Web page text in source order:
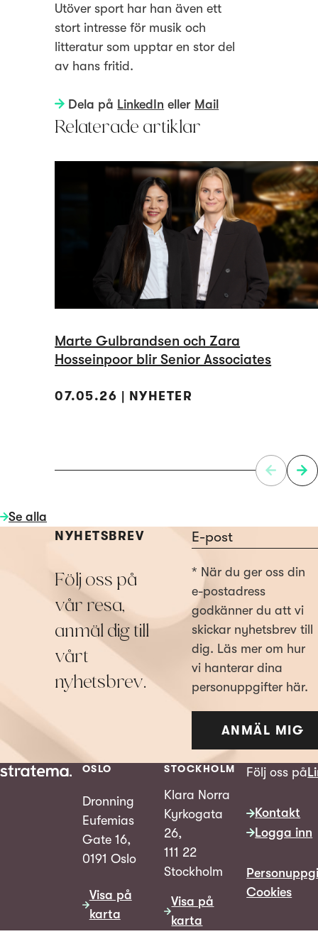
Utöver sport har han även ett
stort intresse för musik och
litteratur som upptar en stor del
av hans fritid.
Dela på LinkedIn eller Mail
Relaterade artiklar
Marte Gulbrandsen och Zara
Hosseinpoor blir Senior Associates
07.05.26 | NYHETER
Se alla
NYHETSBREV
Följ oss på
vår resa,
anmäl dig till
vårt
nyhetsbrev.
Section
* När du ger oss din
e-postadress
godkänner du att vi
skickar nyhetsbrev till
dig. Läs mer om hur
vi hanterar dina
personuppgifter här.
ANMÄL MIG
OSLO
Dronning
Eufemias
Gate 16,
0191 Oslo
Visa på
karta
STOCKHOLM
Klara Norra
Kyrkogata
26,
111 22
Stockholm
Visa på
karta
Följ oss på
Kontakt
Logga inn
Cookies